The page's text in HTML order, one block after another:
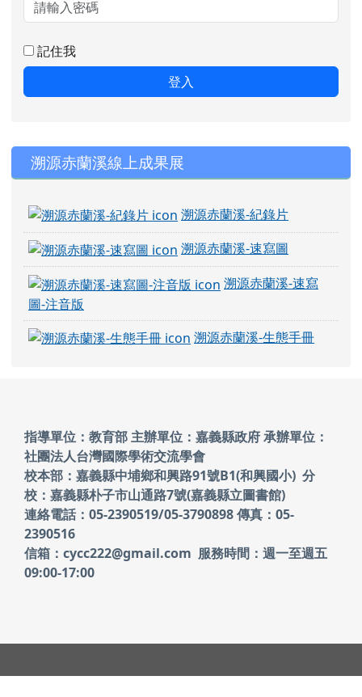
記住我
登入
右邊區域內容
溯源赤蘭溪線上成果展
溯源赤蘭溪-紀錄片
溯源赤蘭溪-速寫圖
溯源赤蘭溪-速寫
圖-注音版
溯源赤蘭溪-生態手冊
頁尾區域內容
指導單位：教育部 主辦單位：嘉義縣政府承辦單位：
社團法人台灣國際學術交流學會
校本部：嘉義縣中埔鄉和興路91號B1(和興國小) 分
校：嘉義縣朴子市山通路7號(嘉義縣立圖書館)
連絡電話：05-2390519/05-3790898 傳真：05-
2390516
信箱：cycc222@gmail.com 服務時間：週一至週五
09:00-17:00